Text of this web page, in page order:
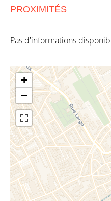
PROXIMITÉS
Pas d'informations
+
−